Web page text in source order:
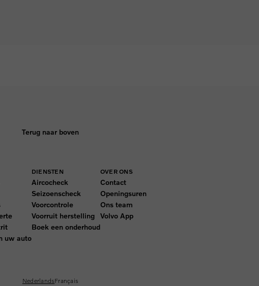
Terug naar boven
uw auto
DIENSTEN
Aircocheck
Seizoenscheck
Voorcontrole
Voorruit herstelling
Boek een onderhoud
OVER ONS
Contact
Openingsuren
Ons team
Volvo App
NederlandsFrançais